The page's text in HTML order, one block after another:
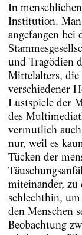
In
Institution.
angefangen bei
und Tragödien
Mittelalters, die
verschiedener
Lustspiele der
des
vermutlich
nur, weil es
Tücken der
miteinander, zu
schlechthin,
den Menschen
Beobachtung